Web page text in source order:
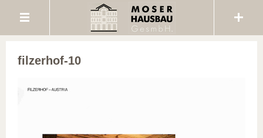
filzerhof-10